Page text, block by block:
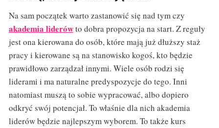
Na sam początek warto zastanowić się nad tym czy
akademia liderówto dobra propozycja na start. Z reguły
jest ona kierowana do osób, które mają już dłuższy staż
pracy i kierowane są na stanowisko kogoś, kto będzie
prawidłowo zarządzał innymi. Wiele osób rodzi się
liderami i ma naturalne predyspozycje do tego. Inni
natomiast muszą to sobie wypracować, albo dopiero
odkryć swój potencjał. To właśnie dla nich akademia
liderów będzie najlepszym wyborem. To także kurs